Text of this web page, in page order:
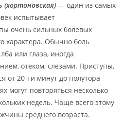
(хортоновская) — один из самых
испытывает
очень сильных болевых
характера. Обычно боль
или глаза, иногда
отеком, слезами. Приступы,
от 20-ти минут до полутора
могут повторяться несколько
недель. Чаще всего этому
среднего возраста.